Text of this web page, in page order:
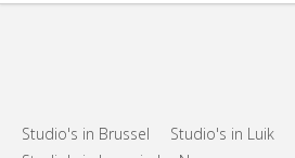
Studio's in Brussel Studio's in Luik